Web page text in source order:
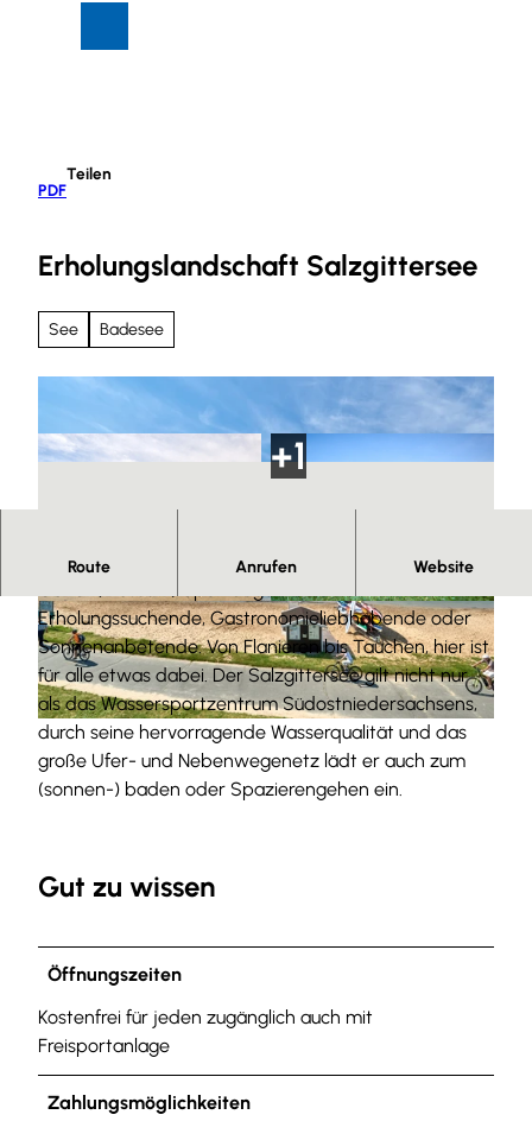
PDF
Teilen
Erholungslandschaft Salzgittersee
See Badesee
© Anna Meurer
A
c
h
i
m
M
e
r
0
1
7
_
N
© Anna Meurer
Route Anrufen Website
225 Hektar „Erholungslandschaft Salzgittersee“
Erholungssuchende, Gastronomieliebhabende oder
Sonnenanbetende. Von Flanieren bis Tauchen, hier ist
für alle etwas dabei. Der Salzgittersee gilt nicht nur
als das Wassersportzentrum Südostniedersachsens,
durch seine hervorragende Wasserqualität und das
große Ufer- und Nebenwegenetz lädt er auch zum
(sonnen-) baden oder Spazierengehen ein.
Gut zu wissen
Öffnungszeiten
Kostenfrei für jeden zugänglich auch mit
Freisportanlage
Zahlungsmöglichkeiten